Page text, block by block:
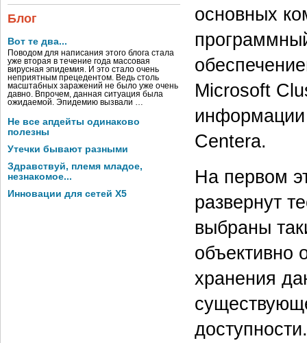
Блог
Вот те два...
Поводом для написания этого блога стала
уже вторая в течение года массовая
вирусная эпидемия. И это стало очень
неприятным прецедентом. Ведь столь
масштабных заражений не было уже очень
давно. Впрочем, данная ситуация была
ожидаемой. Эпидемию вызвали …
Не все апдейты одинаково
полезны
Утечки бывают разными
Здравствуй, племя младое,
незнакомое...
Инновации для сетей X5
основных
Microsoft
Centera.
На первом
развернут
выбраны
объективно
хранения